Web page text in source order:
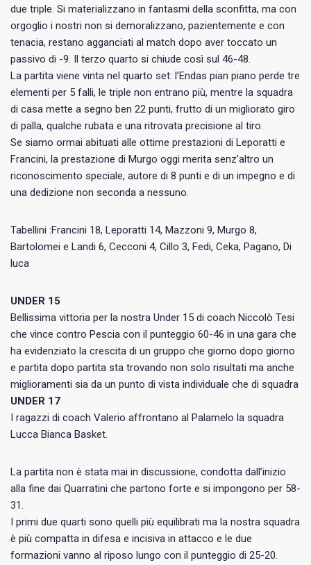
due triple. Si materializzano in fantasmi della sconfitta, ma con
orgoglio i nostri non si demoralizzano, pazientemente e con
tenacia, restano agganciati al match dopo aver toccato un
passivo di -9. Il terzo quarto si chiude così sul 46-48.
La partita viene vinta nel quarto set: l’Endas pian piano perde tre
elementi per 5 falli, le triple non entrano più, mentre la squadra
di casa mette a segno ben 22 punti, frutto di un migliorato giro
di palla, qualche rubata e una ritrovata precisione al tiro.
Se siamo ormai abituati alle ottime prestazioni di Leporatti e
Francini, la prestazione di Murgo oggi merita senz’altro un
riconoscimento speciale, autore di 8 punti e di un impegno e di
una dedizione non seconda a nessuno.
Tabellini :Francini 18, Leporatti 14, Mazzoni 9, Murgo 8,
Bartolomei e Landi 6, Cecconi 4, Cillo 3, Fedi, Ceka, Pagano, Di
luca
UNDER 15
Bellissima vittoria per la nostra Under 15 di coach Niccolò Tesi
che vince contro Pescia con il punteggio 60-46 in una gara che
ha evidenziato la crescita di un gruppo che giorno dopo giorno
e partita dopo partita sta trovando non solo risultati ma anche
miglioramenti sia da un punto di vista individuale che di squadra
UNDER 17
I ragazzi di coach Valerio affrontano al Palamelo la squadra
Lucca Bianca Basket.
La partita non è stata mai in discussione, condotta dall’inizio
alla fine dai Quarratini che partono forte e si impongono per 58-
31.
I primi due quarti sono quelli più equilibrati ma la nostra squadra
è più compatta in difesa e incisiva in attacco e le due
formazioni vanno al riposo lungo con il punteggio di 25-20.